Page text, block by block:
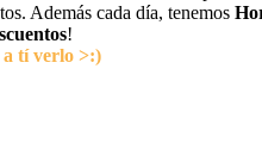
Además cada día, tenemos
!
tí verlo >:)